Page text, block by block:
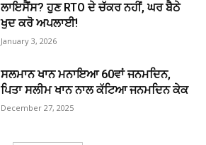
ਲਾਇਸੈਂਸ? ਹੁਣ RTO ਦੇ ਚੱਕਰ ਨਹੀਂ, ਘਰ ਬੈਠੇ
ਖੁਦ ਕਰੋ ਅਪਲਾਈ!
January 3, 2026
ਸਲਮਾਨ ਖਾਨ ਮਨਾਇਆ 60ਵਾਂ ਜਨਮਦਿਨ,
ਪਿਤਾ ਸਲੀਮ ਖਾਨ ਨਾਲ ਕੱਟਿਆ ਜਨਮਦਿਨ ਕੇਕ
December 27, 2025